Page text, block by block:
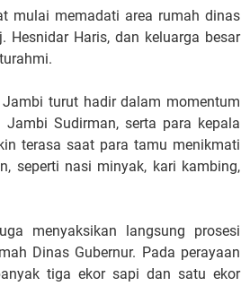
mulai memadati area rumah dinas
Hesnidar Haris, dan keluarga besar
turut hadir dalam momentum
Sudirman, serta para kepala
terasa saat para tamu menikmati
seperti nasi minyak, kari kambing,
menyaksikan langsung prosesi
Dinas Gubernur. Pada perayaan
tiga ekor sapi dan satu ekor